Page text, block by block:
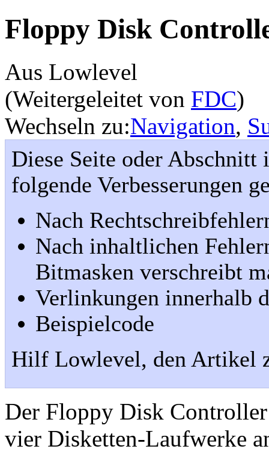
Floppy Disk
Aus Lowlevel
(Weitergeleitet von FDC)
Wechseln zu:Navigation,
Diese Seite oder
folgende Verbesserungen
Nach
Nach inhaltlichen
Bitmasken verschreibt
Verlinkungen innerhalb
Beispielcode
Hilf Lowlevel, den Artikel
Der Floppy Disk
vier Disketten-Laufwerke